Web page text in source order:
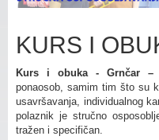
KURS I
Kurs i obuka - Grnčar –
ponaosob, samim tim što su
usavršavanja, individualnog
polaznik je stručno
tražen i specifičan.